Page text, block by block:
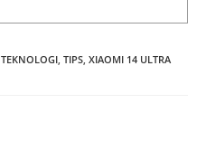
TEKNOLOGI TIPS XIAOMI 14 ULTRA